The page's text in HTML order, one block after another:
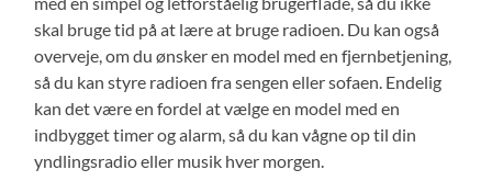
skal bruge tid på at lære at bruge radioen. Du kan også
overveje, om du ønsker en model med en fjernbetjening,
så du kan styre radioen fra sengen eller sofaen. Endelig
kan det være en fordel at vælge en model med en
indbygget timer og alarm, så du kan vågne op til din
yndlingsradio eller musik hver morgen.